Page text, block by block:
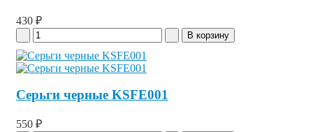
430 ₽
Серьги черные KSFE001
550 ₽